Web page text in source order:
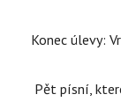
Konec úlevy:
Pět písní,